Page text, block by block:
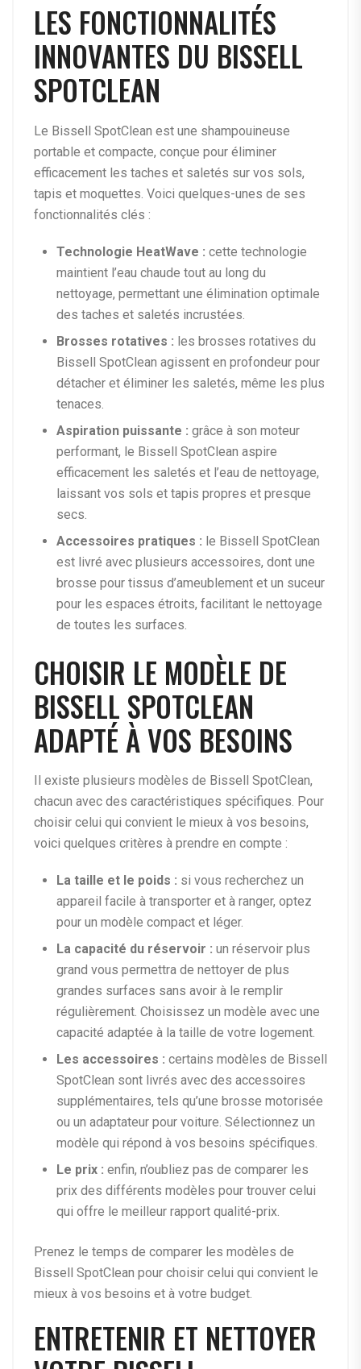
LES FONCTIONNALITÉS
INNOVANTES DU BISSELL
SPOTCLEAN
Le Bissell SpotClean est une shampouineuse
portable et compacte, conçue pour éliminer
efficacement les taches et saletés sur vos sols,
tapis et moquettes. Voici quelques-unes de ses
fonctionnalités clés :
Technologie HeatWave : cette technologie
maintient l’eau chaude tout au long du
nettoyage, permettant une élimination optimale
des taches et saletés incrustées.
Brosses rotatives : les brosses rotatives du
Bissell SpotClean agissent en profondeur pour
détacher et éliminer les saletés, même les plus
tenaces.
Aspiration puissante : grâce à son moteur
performant, le Bissell SpotClean aspire
efficacement les saletés et l’eau de nettoyage,
laissant vos sols et tapis propres et presque
secs.
Accessoires pratiques : le Bissell SpotClean
est livré avec plusieurs accessoires, dont une
brosse pour tissus d’ameublement et un suceur
pour les espaces étroits, facilitant le nettoyage
de toutes les surfaces.
CHOISIR LE MODÈLE DE
BISSELL SPOTCLEAN
ADAPTÉ À VOS BESOINS
Il existe plusieurs modèles de Bissell SpotClean,
chacun avec des caractéristiques spécifiques. Pour
choisir celui qui convient le mieux à vos besoins,
voici quelques critères à prendre en compte :
La taille et le poids : si vous recherchez un
appareil facile à transporter et à ranger, optez
pour un modèle compact et léger.
La capacité du réservoir : un réservoir plus
grand vous permettra de nettoyer de plus
grandes surfaces sans avoir à le remplir
régulièrement. Choisissez un modèle avec une
capacité adaptée à la taille de votre logement.
Les accessoires : certains modèles de Bissell
SpotClean sont livrés avec des accessoires
supplémentaires, tels qu’une brosse motorisée
ou un adaptateur pour voiture. Sélectionnez un
modèle qui répond à vos besoins spécifiques.
Le prix : enfin, n’oubliez pas de comparer les
prix des différents modèles pour trouver celui
qui offre le meilleur rapport qualité-prix.
Prenez le temps de comparer les modèles de
Bissell SpotClean pour choisir celui qui convient le
mieux à vos besoins et à votre budget.
ENTRETENIR ET NETTOYER